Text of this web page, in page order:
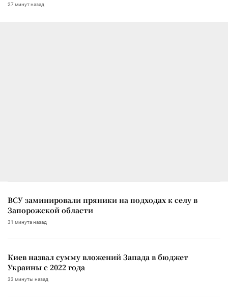
27 минут назад
ВСУ заминировали пряники на подходах к селу в
Запорожской области
31 минута назад
Киев назвал сумму вложений Запада в бюджет
Украины с 2022 года
33 минуты назад